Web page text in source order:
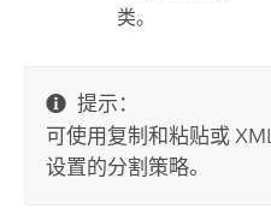
类。
提示：
可使用复制和粘贴或
设置的分割策略。